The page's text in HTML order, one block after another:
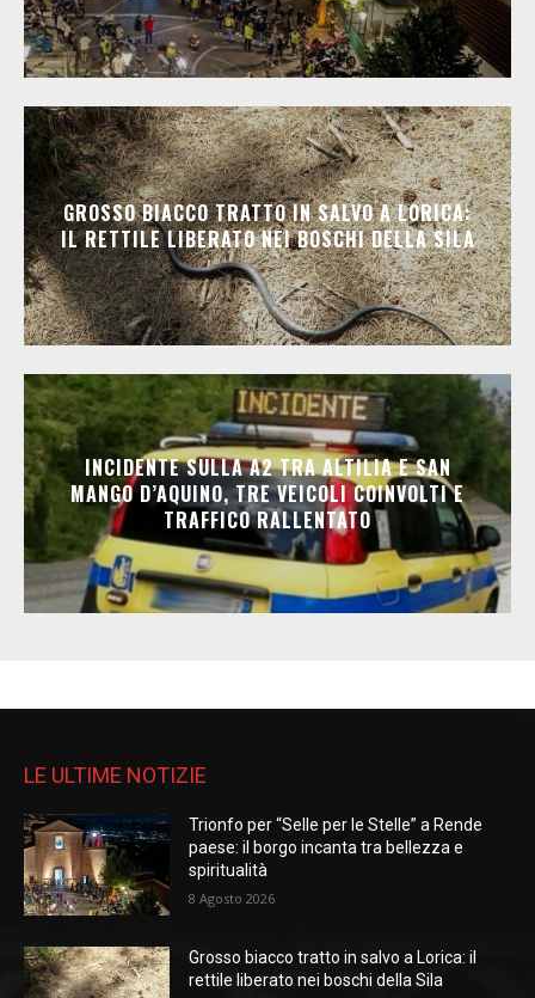
GROSSO BIACCO TRATTO IN SALVO A LORICA:
IL RETTILE LIBERATO NEI BOSCHI DELLA SILA
INCIDENTE SULLA A2 TRA ALTILIA E SAN
MANGO D’AQUINO, TRE VEICOLI COINVOLTI E
TRAFFICO RALLENTATO
LE ULTIME NOTIZIE
Trionfo per “Selle per le Stelle” a Rende
paese: il borgo incanta tra bellezza e
spiritualità
8 Agosto 2026
Grosso biacco tratto in salvo a Lorica: il
rettile liberato nei boschi della Sila